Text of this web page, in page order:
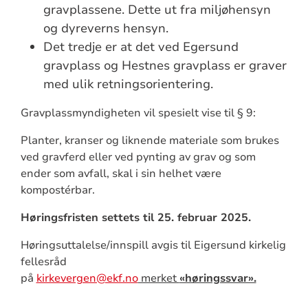
gravplassene. Dette ut fra miljøhensyn
og dyreverns hensyn.
Det tredje er at det ved Egersund
gravplass og Hestnes gravplass er graver
med ulik retningsorientering.
Gravplassmyndigheten vil spesielt vise til § 9:
Planter, kranser og liknende materiale som brukes
ved gravferd eller ved pynting av grav og som
ender som avfall, skal i sin helhet være
kompostérbar.
Høringsfristen settets til 25. februar 2025.
Høringsuttalelse/innspill avgis til Eigersund kirkelig
fellesråd
på kirkevergen@ekf.nomerket «høringssvar».